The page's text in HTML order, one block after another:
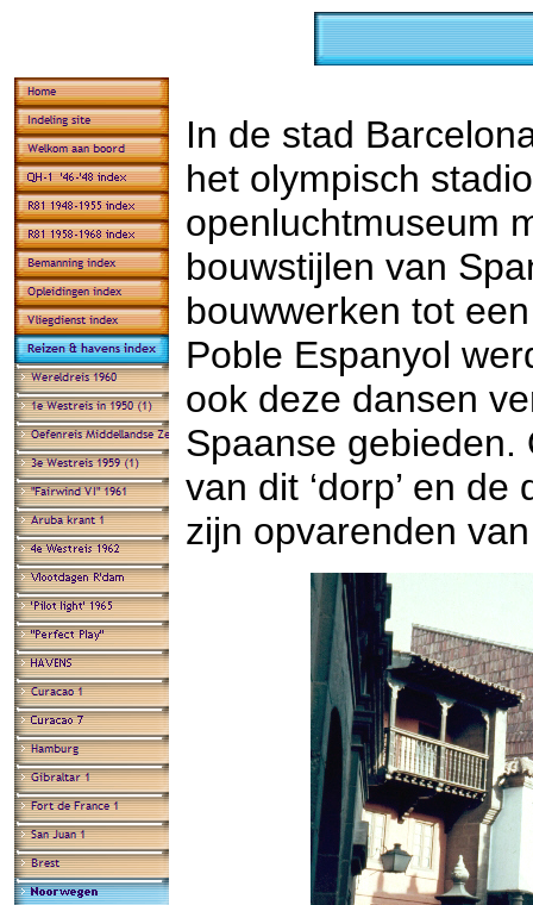
In de stad
het olympisch
openluchtmuseum
bouwstijlen van
bouwwerken tot
Poble Espanyol
ook deze dansen
Spaanse gebieden.
van dit ‘dorp’ en
zijn opvarenden